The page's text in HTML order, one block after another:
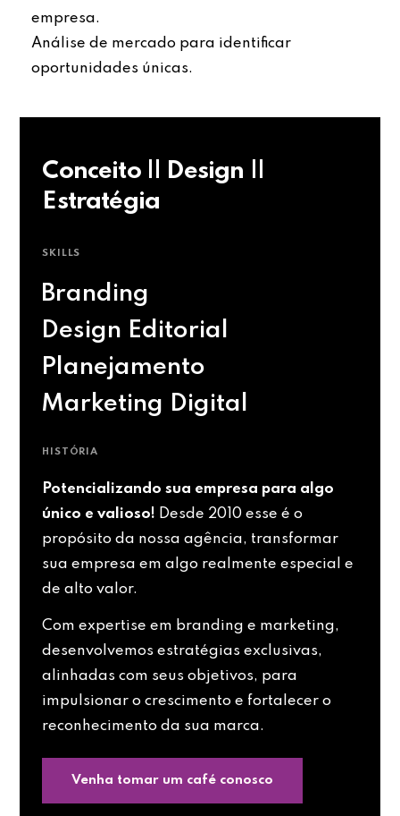
empresa.
Análise de mercado para identificar
oportunidades únicas.
Conceito || Design ||
Estratégia
SKILLS
Branding
Design Editorial
Planejamento
Marketing Digital
HISTÓRIA
Potencializando sua empresa para algo
único e valioso! Desde 2010 esse é o
propósito da nossa agência, transformar
sua empresa em algo realmente especial e
de alto valor.
Com expertise em branding e marketing,
desenvolvemos estratégias exclusivas,
alinhadas com seus objetivos, para
impulsionar o crescimento e fortalecer o
reconhecimento da sua marca.
Venha tomar um café conosco